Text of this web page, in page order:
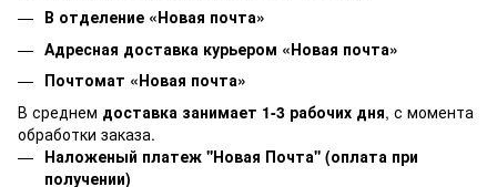
В отделение «Новая почта»
Адресная доставка курьером «Новая почта»
Почтомат «Новая почта»
В среднем доставка занимает 1-3 рабочих дня, с момента
обработки заказа.
Наложеный платеж ''Новая Почта'' (оплата при
получении)